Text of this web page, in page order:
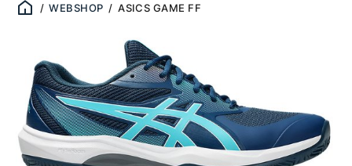
/ WEBSHOP / ASICS GAME FF